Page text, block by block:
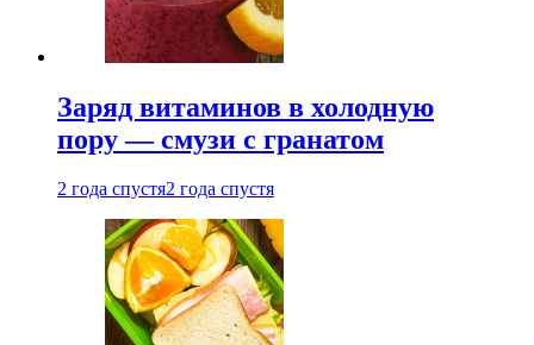
Заряд витаминов в холодную
пору — смузи с гранатом
2 года спустя2 года спустя